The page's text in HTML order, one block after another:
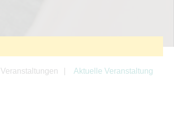
Veranstaltungen Aktuelle Veranstaltung